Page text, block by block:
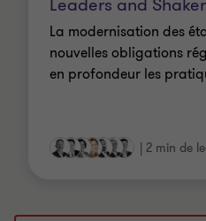
Leaders and
La modernisation des
nouvelles obligations
en profondeur les
2 min de